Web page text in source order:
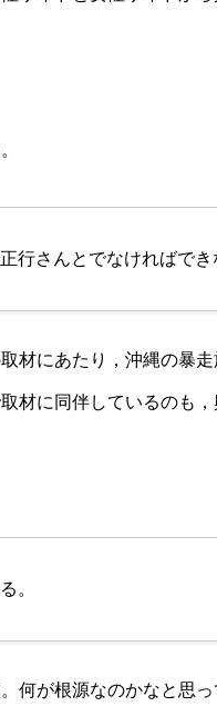
行さんとでなければでき
材にあたり，沖縄の暴
材に同伴しているのも
。
何が根源なのかなと思